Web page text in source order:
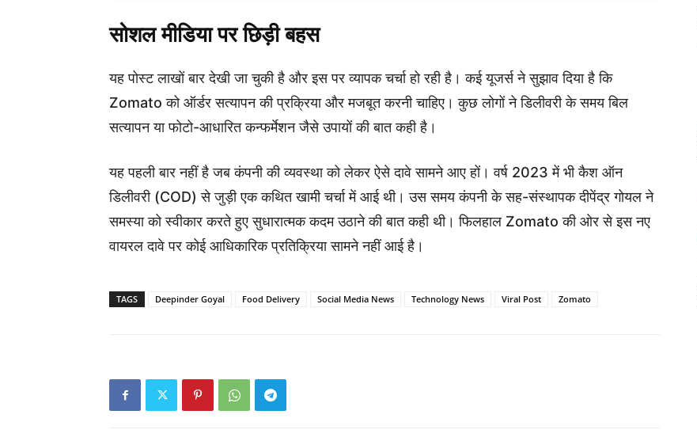
सोशल मीडिया पर छिड़ी बहस
यह पोस्ट लाखों बार देखी जा चुकी है और इस पर व्यापक चर्चा हो रही है। कई यूजर्स ने सुझाव दिया है कि
Zomato को ऑर्डर सत्यापन की प्रक्रिया और मजबूत करनी चाहिए। कुछ लोगों ने डिलीवरी के समय बिल
सत्यापन या फोटो-आधारित कन्फर्मेशन जैसे उपायों की बात कही है।
यह पहली बार नहीं है जब कंपनी की व्यवस्था को लेकर ऐसे दावे सामने आए हों। वर्ष 2023 में भी कैश ऑन
डिलीवरी (COD) से जुड़ी एक कथित खामी चर्चा में आई थी। उस समय कंपनी के सह-संस्थापक दीपेंद्र गोयल ने
समस्या को स्वीकार करते हुए सुधारात्मक कदम उठाने की बात कही थी। फिलहाल Zomato की ओर से इस नए
वायरल दावे पर कोई आधिकारिक प्रतिक्रिया सामने नहीं आई है।
TAGS Deepinder Goyal Food Delivery Social Media News Technology News Viral Post Zomato